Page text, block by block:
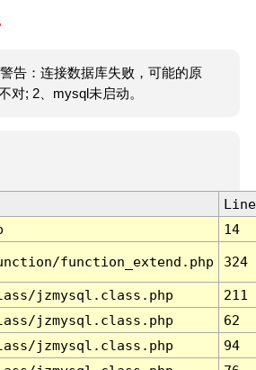
告：连接数据库失败，可能的原
对; 2、mysql未启动。
Line
14
function_extend.php 324
jzmysql.class.php
211
jzmysql.class.php
62
jzmysql.class.php
94